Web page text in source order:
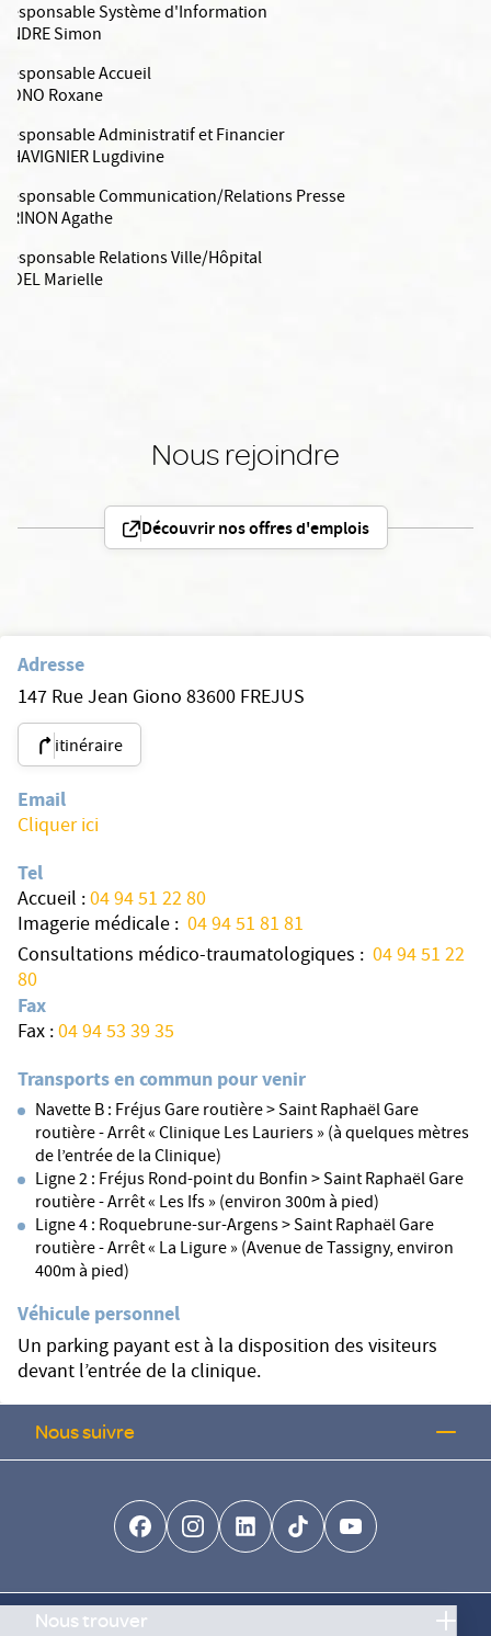
Responsable Système d'Information
ANDRE Simon
Responsable Accueil
BONO Roxane
Responsable Administratif et Financier
CHAVIGNIER Lugdivine
Responsable Communication/Relations Presse
BRINON Agathe
Responsable Relations Ville/Hôpital
NOEL Marielle
Nous rejoindre
Découvrir nos offres d'emplois
Adresse
147 Rue Jean Giono 83600 FREJUS
itinéraire
Email
Cliquer ici
Tel
Accueil :04 94 51 22 80
Imagerie médicale : 04 94 51 81 81
Consultations médico-traumatologiques : 04 94 51 22
80
Fax
Fax :04 94 53 39 35
Transports en commun pour venir
Navette B : Fréjus Gare routière > Saint Raphaël Gare
routière - Arrêt « Clinique Les Lauriers » (à quelques mètres
de l’entrée de la Clinique)
Ligne 2 : Fréjus Rond-point du Bonfin > Saint Raphaël Gare
routière - Arrêt « Les Ifs » (environ 300m à pied)
Ligne 4 : Roquebrune-sur-Argens > Saint Raphaël Gare
routière - Arrêt « La Ligure » (Avenue de Tassigny, environ
400m à pied)
Véhicule personnel
Un parking payant est à la disposition des visiteurs
devant l’entrée de la clinique.
Nous suivre
facebook-brands
instagramlinkedin-brands
tiktok-brands
youtube
Nous trouver